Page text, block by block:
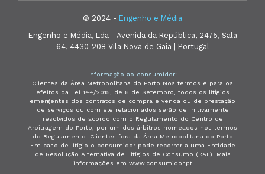
© 2024 - Engenho e Média
Engenho e Média, Lda - Avenida da República, 2475, Sala
64, 4430-208 Vila Nova de Gaia | Portugal
Informação ao consumidor:
Clientes da Área Metropolitana do Porto Nos termos e para os
efeitos da Lei 144/2015, de 8 de Setembro, todos os litígios
emergentes dos contratos de compra e venda ou de prestação
de serviços ou com ele relacionados serão definitivamente
resolvidos de acordo com o Regulamento do Centro de
Arbitragem do Porto, por um dos árbitros nomeados nos termos
do Regulamento. Clientes fora da Área Metropolitana do Porto
Em caso de litígio o consumidor pode recorrer a uma Entidade
de Resolução Alternativa de Litígios de Consumo (RAL). Mais
informações em www.consumidor.pt